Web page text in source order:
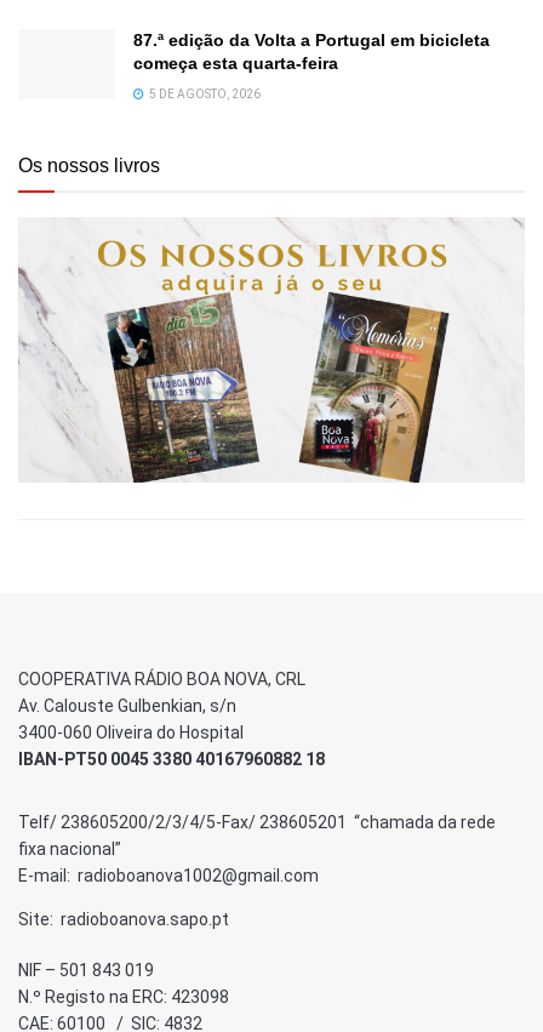
87.ª edição da Volta a Portugal em bicicleta
começa esta quarta-feira
5 DE AGOSTO, 2026
Os nossos livros
COOPERATIVA RÁDIO BOA NOVA, CRL
Av. Calouste Gulbenkian, s/n
3400-060 Oliveira do Hospital
IBAN-PT50 0045 3380 40167960882 18
Telf/ 238605200/2/3/4/5-Fax/ 238605201 “chamada da rede
fixa nacional”
E-mail: radioboanova1002@gmail.com
Site: radioboanova.sapo.pt
NIF – 501 843 019
N.º Registo na ERC: 423098
CAE: 60100 / SIC: 4832